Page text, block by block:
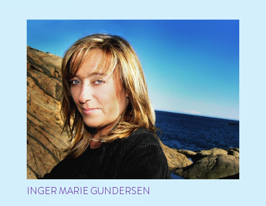
INGER MARIE GUNDERSEN